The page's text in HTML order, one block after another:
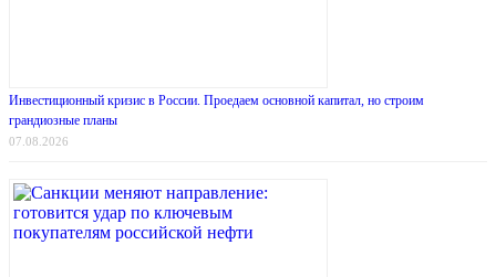
Инвестиционный кризис в России. Проедаем основной капитал, но строим
грандиозные планы
07.08.2026